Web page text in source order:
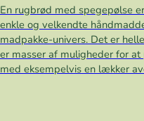
En rugbrød med spegepølse
enkle og velkendte
madpakke-univers. Det er
er masser af muligheder for
med eksempelvis en lækker